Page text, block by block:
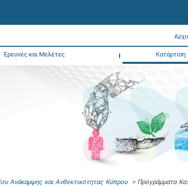
Έρευνες και Μελέτες Κατάρτιση
Ανάκαμψης και Ανθεκτικότητας Κύπρου> Προγράμματα